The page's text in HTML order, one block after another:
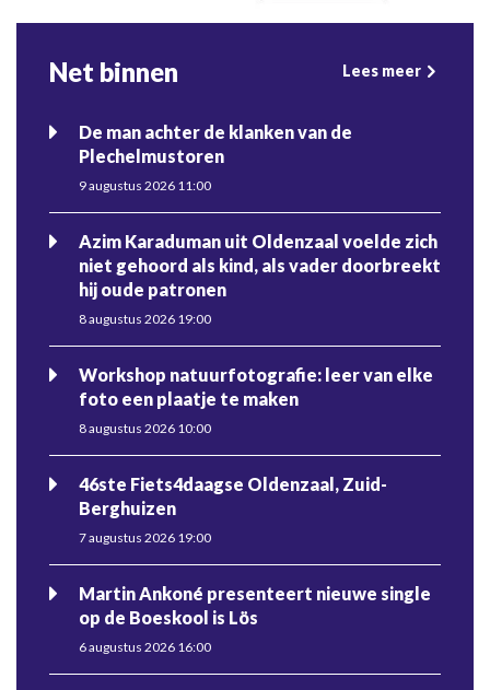
Net binnen Lees meer
De man achter de klanken van de
Plechelmustoren
9 augustus 2026 11:00
Azim Karaduman uit Oldenzaal voelde zich
niet gehoord als kind, als vader doorbreekt
hij oude patronen
8 augustus 2026 19:00
Workshop natuurfotografie: leer van elke
foto een plaatje te maken
8 augustus 2026 10:00
46ste Fiets4daagse Oldenzaal, Zuid-
Berghuizen
7 augustus 2026 19:00
Martin Ankoné presenteert nieuwe single
op de Boeskool is Lös
6 augustus 2026 16:00